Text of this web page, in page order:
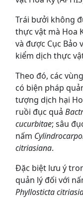
Trái bưởi không
thực vật mà Hoa
và được Cục Bảo
kiểm dịch thực
Theo đó, các
có biện pháp
tượng dịch hại
ruồi đục quả
cucurbitae; sâu
nấm
citriasiana.
Đặc biệt lưu ý
quản lý đối với
Phyllosticta